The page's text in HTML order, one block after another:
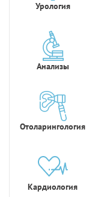
Урология
Анализы
Отоларингология
Кардиология